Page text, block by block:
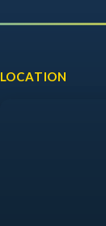
LOCATION